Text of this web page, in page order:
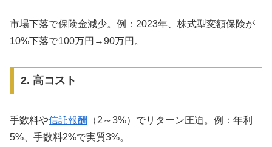
市場下落で保険金減少。例：2023年、株式型変額保険が
10%下落で100万円→90万円。
2. 高コスト
手数料や信託報酬
（2～3%）でリターン圧迫。例：年利
5%、手数料2%で実質3%。